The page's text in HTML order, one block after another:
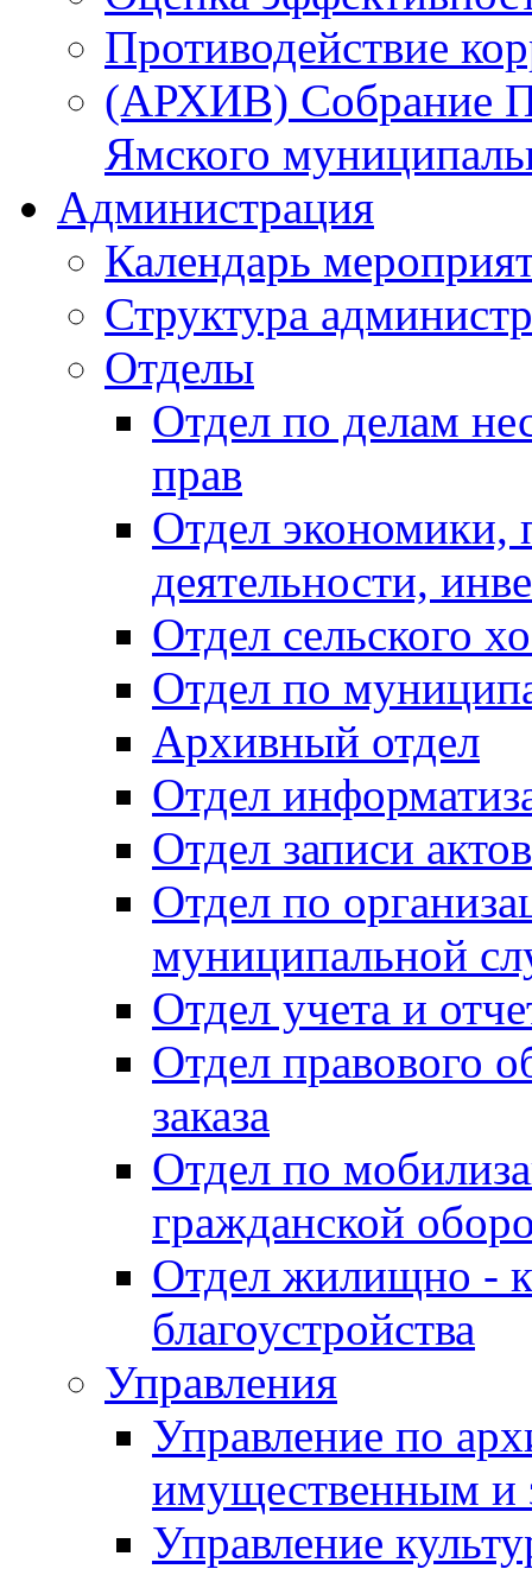
Противодействие
(АРХИВ) Собрание
Ямского
Администрация
Календарь
Структура
Отделы
Отдел по делам
прав
Отдел экономики,
деятельности,
Отдел сельского
Отдел по
Архивный отдел
Отдел
Отдел записи
Отдел по
муниципальной
Отдел учета и
Отдел правового
заказа
Отдел по
гражданской
Отдел жилищно -
благоустройства
Управления
Управление по
имущественным и
Управление